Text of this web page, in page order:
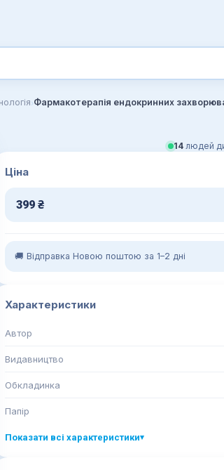
›
14 людей
Ціна
399 ₴
🚚 Відправка Новою поштою за 1–2 дні
Характеристики
Автор
Видавництво
Обкладинка
Папір
Показати всі характеристики▾